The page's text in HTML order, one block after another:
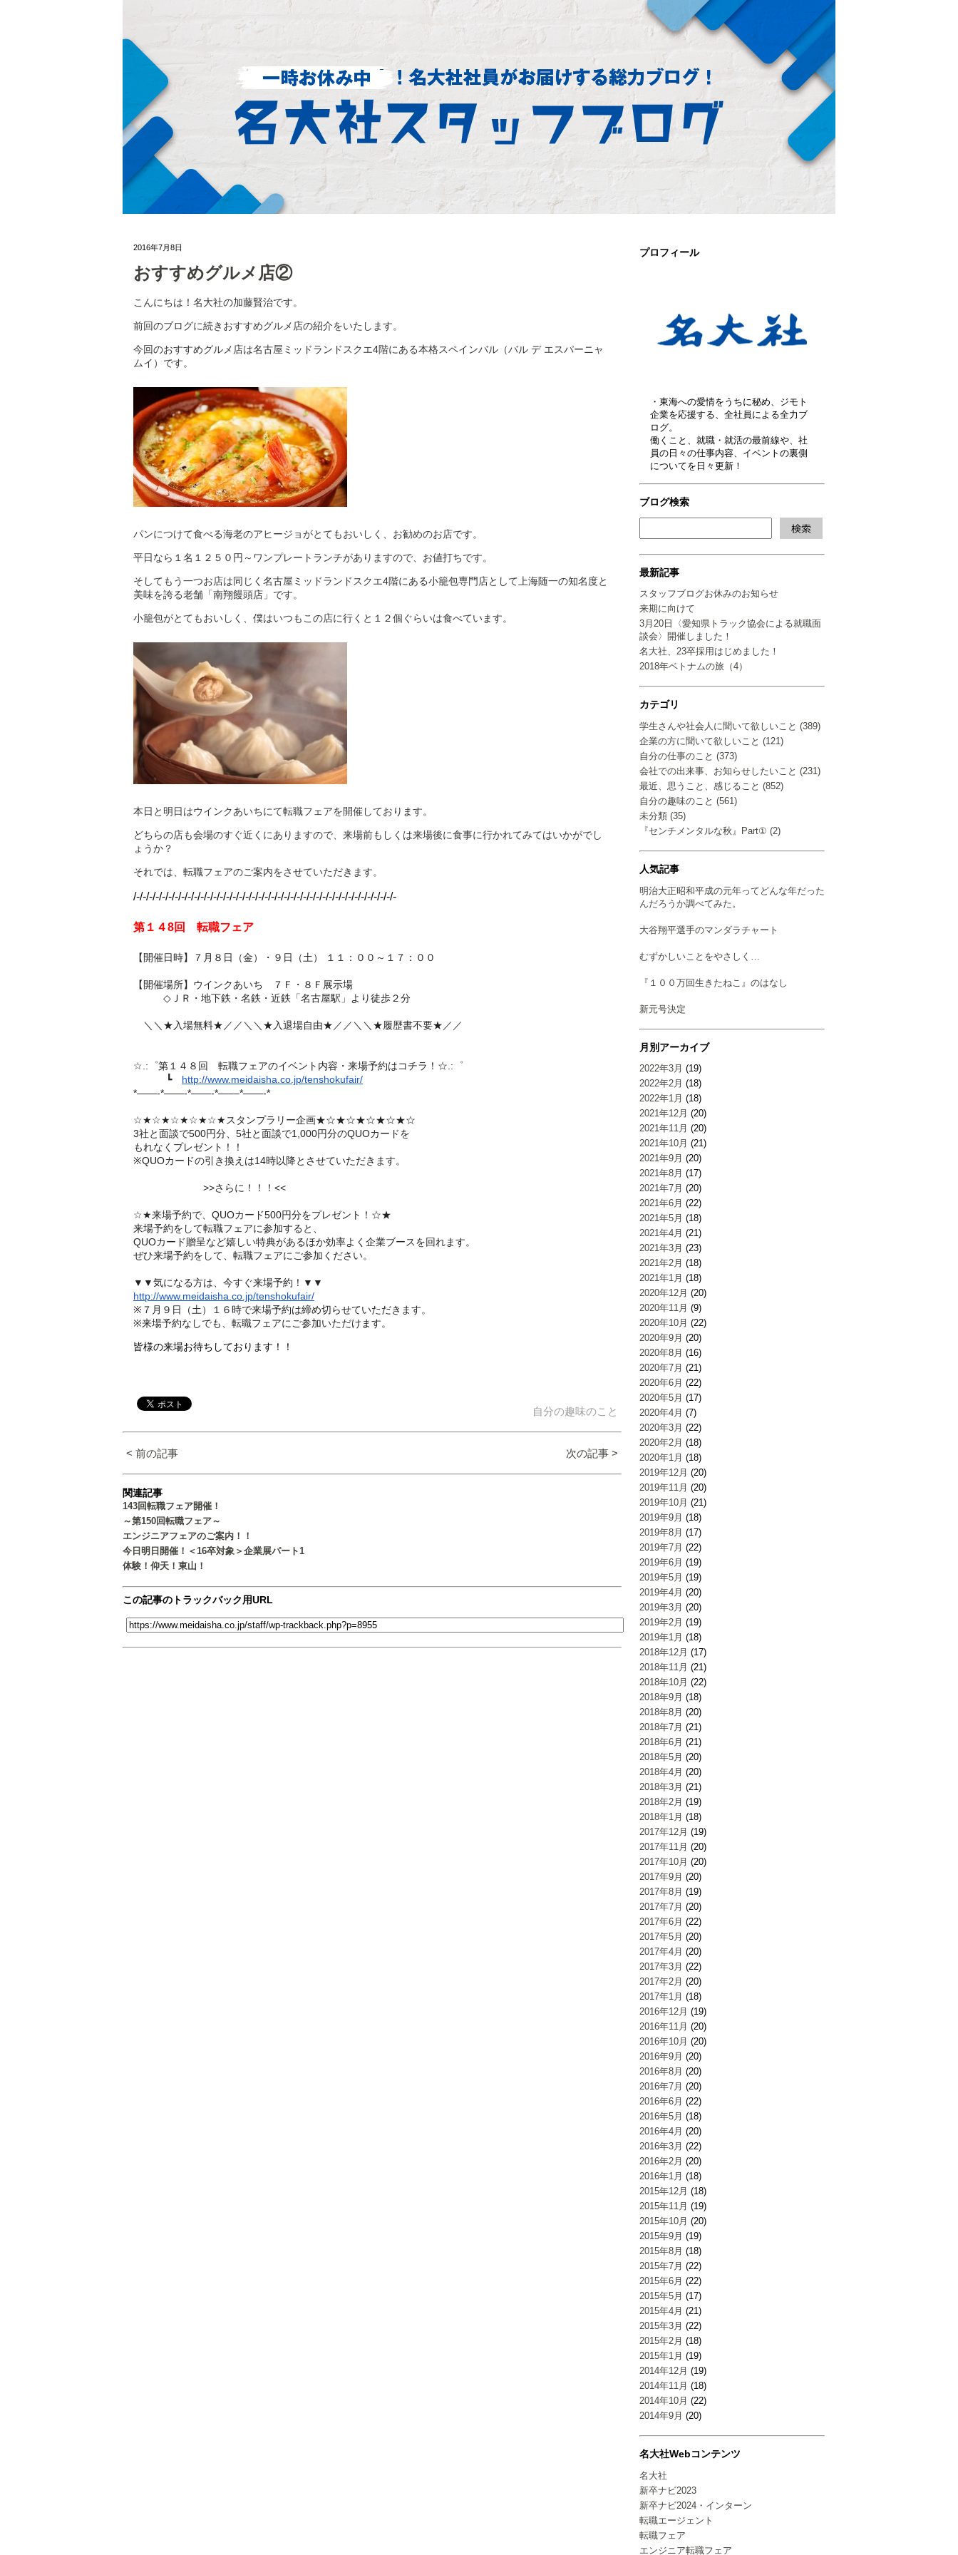
プロフィール
・東海への愛情をうちに秘め、ジモト
企業を応援する、全社員による全力ブ
ログ。
働くこと、就職・就活の最前線や、社
員の日々の仕事内容、イベントの裏側
についてを日々更新！
ブログ検索
最新記事
スタッフブログお休みのお知らせ
来期に向けて
3月20日〈愛知県トラック協会による就職面
談会〉開催しました！
名大社、23卒採用はじめました！
2018年ベトナムの旅（4）
カテゴリ
学生さんや社会人に聞いて欲しいこと (389)
企業の方に聞いて欲しいこと (121)
自分の仕事のこと (373)
会社での出来事、お知らせしたいこと (231)
最近、思うこと、感じること (852)
自分の趣味のこと (561)
未分類 (35)
『センチメンタルな秋』Part① (2)
人気記事
明治大正昭和平成の元年ってどんな年だった
んだろうか調べてみた。
大谷翔平選手のマンダラチャート
むずかしいことをやさしく…
『１００万回生きたねこ』のはなし
新元号決定
月別アーカイブ
2022年3月 (19)
2022年2月 (18)
2022年1月 (18)
2021年12月 (20)
2021年11月 (20)
2021年10月 (21)
2021年9月 (20)
2021年8月 (17)
2021年7月 (20)
2021年6月 (22)
2021年5月 (18)
2021年4月 (21)
2021年3月 (23)
2021年2月 (18)
2021年1月 (18)
2020年12月 (20)
2020年11月 (9)
2020年10月 (22)
2020年9月 (20)
2020年8月 (16)
2020年7月 (21)
2020年6月 (22)
2020年5月 (17)
2020年4月 (7)
2020年3月 (22)
2020年2月 (18)
2020年1月 (18)
2019年12月 (20)
2019年11月 (20)
2019年10月 (21)
2019年9月 (18)
2019年8月 (17)
2019年7月 (22)
2019年6月 (19)
2019年5月 (19)
2019年4月 (20)
2019年3月 (20)
2019年2月 (19)
2019年1月 (18)
2018年12月 (17)
2018年11月 (21)
2018年10月 (22)
2018年9月 (18)
2018年8月 (20)
2018年7月 (21)
2018年6月 (21)
2018年5月 (20)
2018年4月 (20)
2018年3月 (21)
2018年2月 (19)
2018年1月 (18)
2017年12月 (19)
2017年11月 (20)
2017年10月 (20)
2017年9月 (20)
2017年8月 (19)
2017年7月 (20)
2017年6月 (22)
2017年5月 (20)
2017年4月 (20)
2017年3月 (22)
2017年2月 (20)
2017年1月 (18)
2016年12月 (19)
2016年11月 (20)
2016年10月 (20)
2016年9月 (20)
2016年8月 (20)
2016年7月 (20)
2016年6月 (22)
2016年5月 (18)
2016年4月 (20)
2016年3月 (22)
2016年2月 (20)
2016年1月 (18)
2015年12月 (18)
2015年11月 (19)
2015年10月 (20)
2015年9月 (19)
2015年8月 (18)
2015年7月 (22)
2015年6月 (22)
2015年5月 (17)
2015年4月 (21)
2015年3月 (22)
2015年2月 (18)
2015年1月 (19)
2014年12月 (19)
2014年11月 (18)
2014年10月 (22)
2014年9月 (20)
名大社Webコンテンツ
名大社
新卒ナビ2023
新卒ナビ2024・インターン
転職エージェント
転職フェア
エンジニア転職フェア
2016年7月8日
おすすめグルメ店②
こんにちは！名大社の加藤賢治です。
前回のブログに続きおすすめグルメ店の紹介をいたします。
今回のおすすめグルメ店は名古屋ミッドランドスクエ4階にある本格スペインバル（バル デ エスパーニャ
ムイ）です。
パンにつけて食べる海老のアヒージョがとてもおいしく、お勧めのお店です。
平日なら１名１２５０円～ワンプレートランチがありますので、お値打ちです。
そしてもう一つお店は同じく名古屋ミッドランドスクエ4階にある小籠包専門店として上海随一の知名度と
美味を誇る老舗「南翔饅頭店」です。
小籠包がとてもおいしく、僕はいつもこの店に行くと１２個ぐらいは食べています。
本日と明日はウインクあいちにて転職フェアを開催しております。
どちらの店も会場のすぐ近くにありますので、来場前もしくは来場後に食事に行かれてみてはいかがでし
ょうか？
それでは、転職フェアのご案内をさせていただきます。
/-/-/-/-/-/-/-/-/-/-/-/-/-/-/-/-/-/-/-/-/-/-/-/-/-/-/-/-/-/-/-/-/-/-/-/-/-/-/-/-/-
第１４8回 転職フェア
【開催日時】７月８日（金）・９日（土） １１：００～１７：００
【開催場所】ウインクあいち ７Ｆ・８Ｆ展示場
◇ＪＲ・地下鉄・名鉄・近鉄「名古屋駅」より徒歩２分
＼＼★入場無料★／／＼＼★入退場自由★／／＼＼★履歴書不要★ ／／
☆.:゜第１４８回 転職フェアのイベント内容・来場予約はコチラ！☆.:゜
┗ http://www.meidaisha.co.jp/tenshokufair/
*——-*——-*——-*—––*——-*
☆★☆★☆★☆★☆★スタンプラリー企画★☆★☆★☆★☆★☆
3社と面談で500円分、5社と面談で1, 000円分のQUOカードを
もれなくプレゼント！！
※QUOカードの引き換えは14時以降とさせていただきます。
>>さらに！！！<<
☆★来場予約で、QUOカード500円分をプレゼント！☆★
来場予約をして転職フェアに参加すると、
QUOカード贈呈など嬉しい特典があるほか効率よく企業ブースを回れます。
ぜひ来場予約をして、転職フェアにご参加ください。
▼▼気になる方は、今すぐ来場予約！▼▼
http://www.meidaisha.co.jp/tenshokufair/
※７月９日（土）１６時で来場予約は締め切らせていただきます。
※来場予約なしでも、転職フェアにご参加いただけます。
皆様の来場お待ちしております！！
自分の趣味のこと
< 前の記事 次の記事 >
関連記事
143回転職フェア開催！
～第150回転職フェア～
エンジニアフェアのご案内！！
今日明日開催！＜16卒対象＞企業展パート1
体験！仰天！東山！
この記事のトラックバック用URL